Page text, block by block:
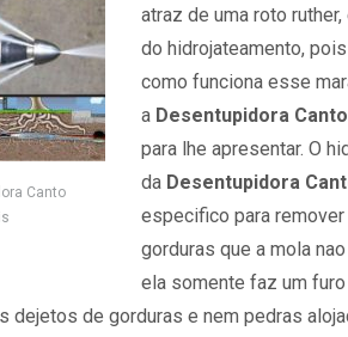
Canto
atraz de uma roto
do hidrojateamento,
como funciona esse
a Desentupidora
para lhe apresentar. O
da Desentupidora
especifico para
gorduras que a mola
ela somente faz um
dejetos de gorduras e nem pedras